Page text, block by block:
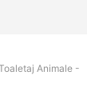
Animale -